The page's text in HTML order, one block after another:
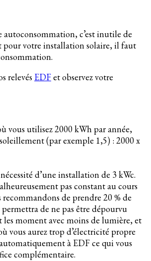
autoconsommation, c’est inutile de
pour votre installation solaire, il faut
relevés EDFet observez votre
vous utilisez 2000 kWh par année,
(par exemple 1,5) : 2000 x
d’une installation de 3 kWc.
pas constant au cours
de prendre 20 % de
de ne pas être dépourvu
les moment avec moins de lumière, et
vous aurez trop d’électricité propre
à EDF ce qui vous
complémentaire.